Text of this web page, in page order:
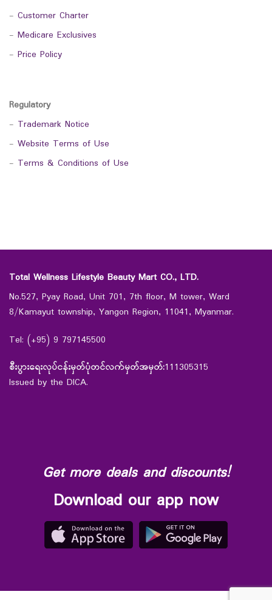
- Customer Charter
- Medicare Exclusives
- Price Policy
Regulatory
- Trademark Notice
- Website Terms of Use
- Terms & Conditions of Use
Total Wellness Lifestyle Beauty Mart CO., LTD.
No.527, Pyay Road, Unit 701, 7th floor, M tower, Ward
8/Kamayut township, Yangon Region, 11041, Myanmar.
Tel: (+95) 9 797145500
စီးပွားရေးလုပ်ငန်းမှတ်ပုံတင်လက်မှတ်အမှတ်:111305315
Issued by the DICA.
Get more deals and discounts!
Download our app now